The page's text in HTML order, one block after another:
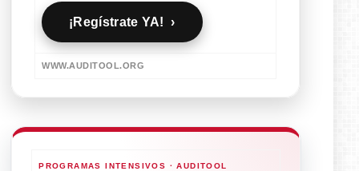
¡Regístrate YA! ›
WWW.AUDITOOL.ORG
PROGRAMAS INTENSIVOS · AUDITOOL